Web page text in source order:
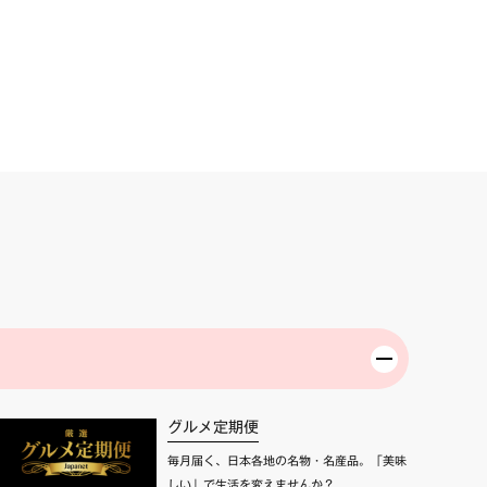
グルメ定期便
毎月届く、日本各地の名物・名産品。「美味